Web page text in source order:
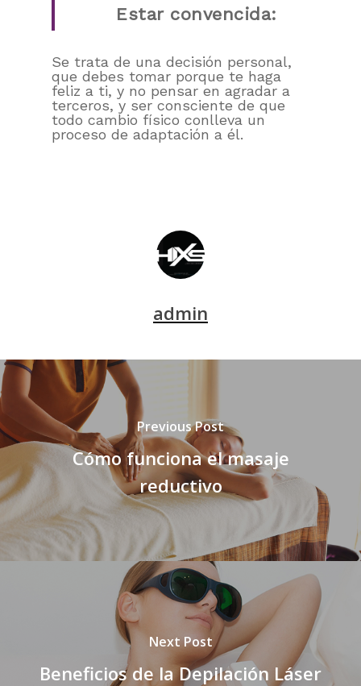
Estar convencida:
Se trata de una decisión personal,
que debes tomar porque te haga
feliz a ti, y no pensar en agradar a
terceros, y ser consciente de que
todo cambio físico conlleva un
proceso de adaptación a él.
admin
Previous Post
Cómo funciona el masaje
reductivo
Next Post
Beneficios de la Depilación Láser